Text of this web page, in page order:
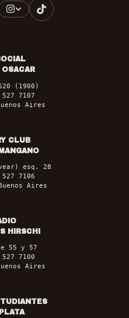
OSACAR
(1900)
7107
Aires
CLUB
esq. 28
7106
Aires
HIRSCHI
55 y 57
7100
Aires